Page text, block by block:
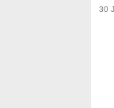
30